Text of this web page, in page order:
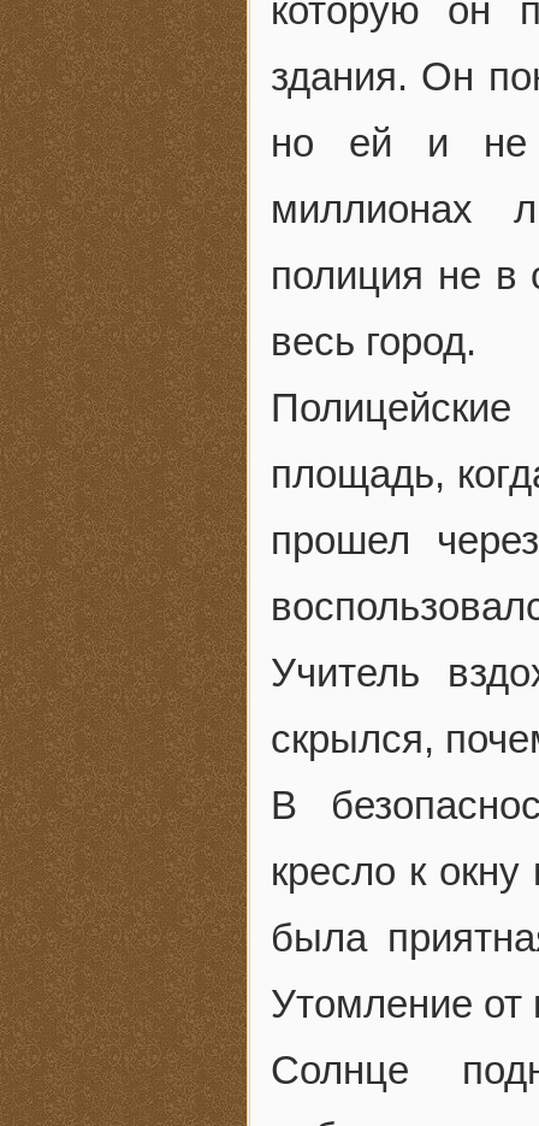
которую он
здания. Он
но ей и не
миллионах
полиция не в
весь город.
площадь,
прошел
Учитель
скрылся,
В
кресло к
была
Утомление
Солнце